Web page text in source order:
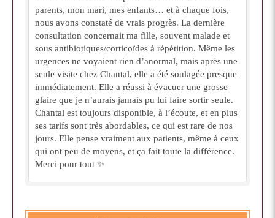
parents, mon mari, mes enfants… et à chaque fois,
nous avons constaté de vrais progrès. La dernière
consultation concernait ma fille, souvent malade et
sous antibiotiques/corticoïdes à répétition. Même les
urgences ne voyaient rien d’anormal, mais après une
seule visite chez Chantal, elle a été soulagée presque
immédiatement. Elle a réussi à évacuer une grosse
glaire que je n’aurais jamais pu lui faire sortir seule.
Chantal est toujours disponible, à l’écoute, et en plus
ses tarifs sont très abordables, ce qui est rare de nos
jours. Elle pense vraiment aux patients, même à ceux
qui ont peu de moyens, et ça fait toute la différence.
Merci pour tout ✨